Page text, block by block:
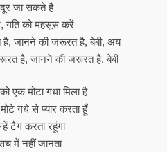
दूर जा सकते हैं
गति को महसूस करें
जानने की जरूरत है, बेबी, अय
है, जानने की जरूरत है, बेबी
एक मोटा गधा मिला है
गधे से प्यार करता हूँ
टैग करता रहूंगा
में नहीं जानता